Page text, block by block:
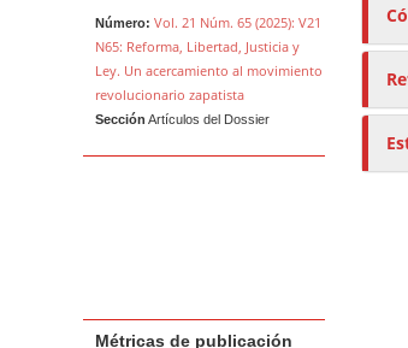
Número: Vol. 21 Núm. 65 (2025): V21
N65: Reforma, Libertad, Justicia y
Ley. Un acercamiento al movimiento
revolucionario zapatista
Sección Artículos del Dossier
Métricas de publicación